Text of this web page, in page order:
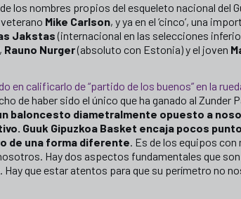
los nombres propios del esqueleto nacional del
veterano Mike Carlson, y ya en el ‘cinco’, una
Jakstas(internacional en las selecciones
Rauno Nurger(absoluto con Estonia) y el joven
en calificarlo de “partido de los buenos” en la
de haber sido el único que ha ganado al Zunder
baloncesto diametralmente opuesto a
Guuk Gipuzkoa Basket encaja pocos
de una forma diferente. Es de los equipos con
Hay dos aspectos fundamentales que
que estar atentos para que su perímetro no